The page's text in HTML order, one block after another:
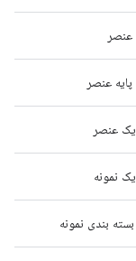
عنصر
عنصر
عنصر
نمونه